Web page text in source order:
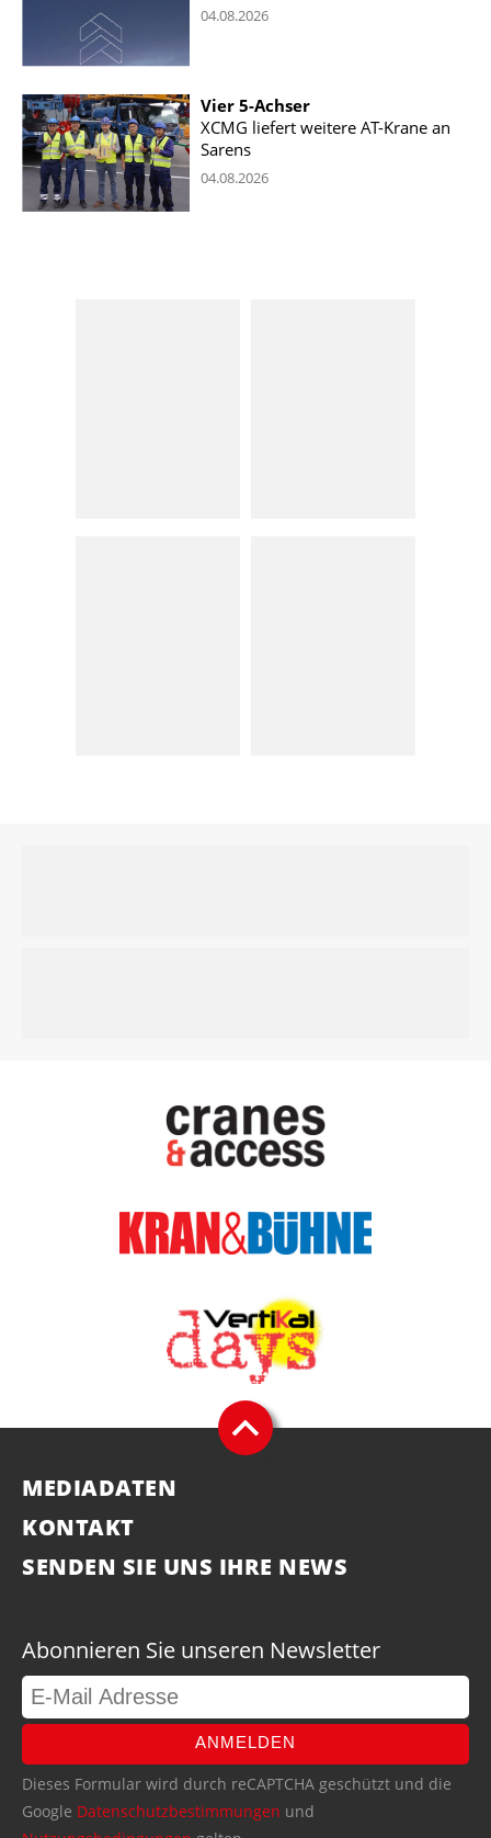
04.08.2026
Vier 5-Achser
XCMG liefert weitere AT-Krane an
Sarens
04.08.2026
MEDIADATEN
KONTAKT
SENDEN SIE UNS IHRE NEWS
Abonnieren Sie unseren Newsletter
ANMELDEN
Dieses Formular wird durch reCAPTCHA geschützt und die
Google Datenschutzbestimmungen und